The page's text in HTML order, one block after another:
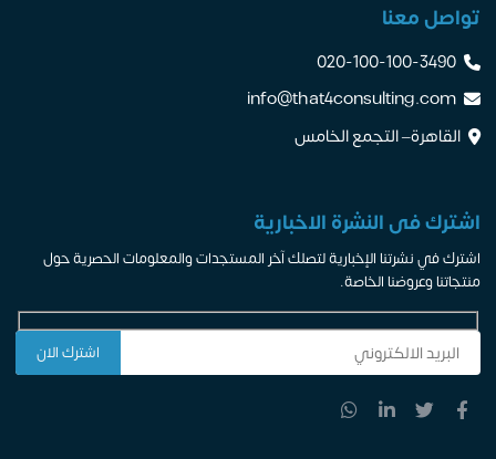
تواصل معنا
020-100-100-3490
info@that4consulting.com
القاهرة– التجمع الخامس
اشترك فى النشرة الاخبارية
اشترك في نشرتنا الإخبارية لتصلك آخر المستجدات والمعلومات الحصرية حول
منتجاتنا وعروضنا الخاصة.